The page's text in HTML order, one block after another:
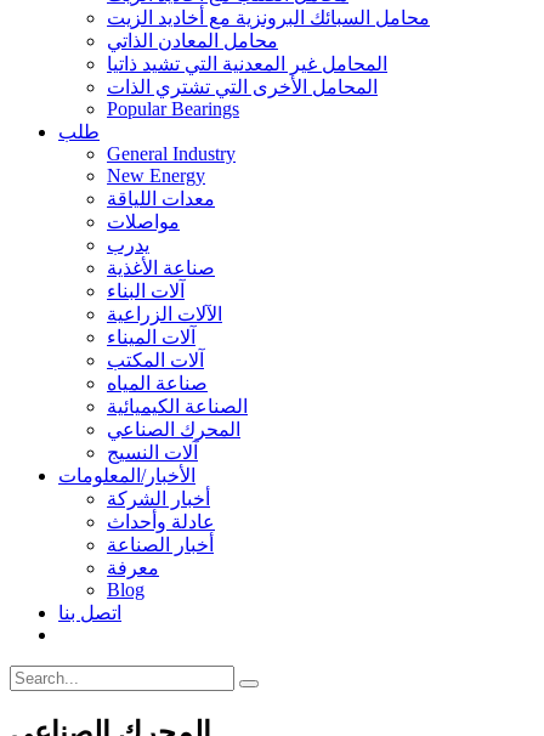
محامل السبائك البرونزية مع أخاديد الزيت
محامل المعادن الذاتي
المحامل غير المعدنية التي تشيد ذاتيا
المحامل الأخرى التي تشتري الذات
Popular Bearings
طلب
General Industry
New Energy
معدات اللياقة
مواصلات
يدرب
صناعة الأغذية
آلات البناء
الآلات الزراعية
آلات الميناء
آلات المكتب
صناعة المياه
الصناعة الكيميائية
المحرك الصناعي
آلات النسيج
الأخبار/المعلومات
أخبار الشركة
عادلة وأحداث
أخبار الصناعة
معرفة
Blog
اتصل بنا